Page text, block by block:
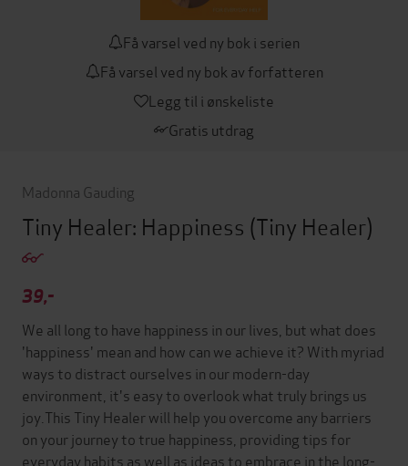
Få varsel ved ny bok i serien
Få varsel ved ny bok av forfatteren
Legg til i ønskeliste
Gratis utdrag
Madonna Gauding
Tiny Healer: Happiness (Tiny Healer)
39,-
We all long to have happiness in our lives, but what does
'happiness' mean and how can we achieve it? With myriad
ways to distract ourselves in our modern-day
environment, it's easy to overlook what truly brings us
joy.This Tiny Healer will help you overcome any barriers
on your journey to true happiness, providing tips for
everyday habits as well as ideas to embrace in the long-